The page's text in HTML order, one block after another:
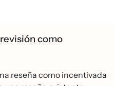
como
reseña como incentivada